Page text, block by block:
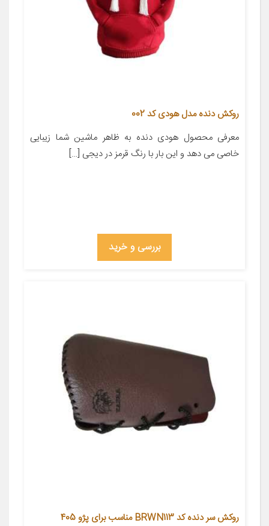
روکش دنده مدل هودی کد 002
معرفی محصول هودی دنده به ظاهر ماشین شما زیبایی
خاصی می دهد و این بار با رنگ قرمز در دیجی […]
بررسی و خرید
روکش سر دنده کد BRWN113 مناسب برای پژو 405